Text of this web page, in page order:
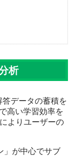
析
データの蓄積を
高い学習効率を
よりユーザーの
」が中心でサブ